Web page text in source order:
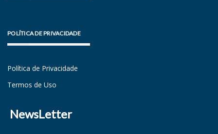
POLÍTICA DE PRIVACIDADE
Política de Privacidade
Termos de Uso
NewsLetter